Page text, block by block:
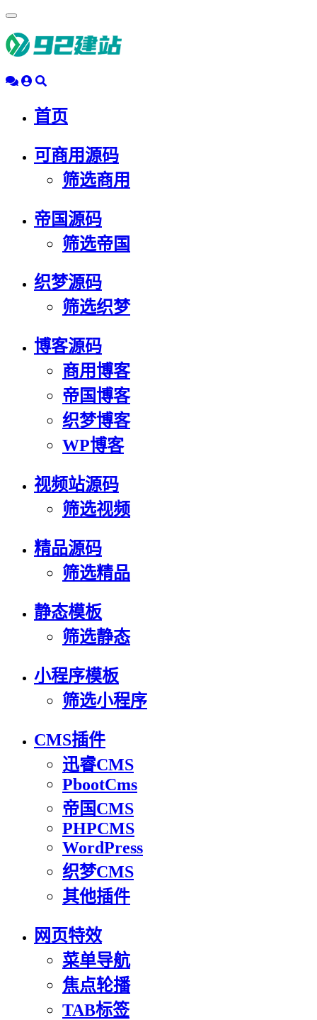
动
导
首页
可商用源码
筛选商用
帝国源码
筛选帝国
织梦源码
筛选织梦
博客源码
商用博客
帝国博客
织梦博客
WP博客
视频站源码
筛选视频
精品源码
筛选精品
静态模板
筛选静态
小程序模板
筛选小程序
CMS插件
迅睿CMS
PbootCms
帝国CMS
PHPCMS
WordPress
织梦CMS
其他插件
网页特效
菜单导航
焦点轮播
TAB标签